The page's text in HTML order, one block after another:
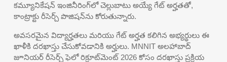
కమ్యూనికేషన్ ఇంజినీరింగ్‌లో చెల్లుబాటు అయ్యే గేట్ అర్హతతో,
కాంట్రాక్టు రీసెర్చ్ పొజిషన్‌ను కోరుతున్నారు.
అవసరమైన విద్యార్హతలు మరియు గేట్ అర్హత కలిగిన అభ్యర్థులు ఈ
ఖాళీకి దరఖాస్తు చేసుకోవడానికి అర్హులు. MNNIT అలహాబాద్
జూనియర్ రీసెర్చ్ ఫెలో రిక్రూట్‌మెంట్ 2026 కోసం దరఖాస్తు ప్రక్రియ